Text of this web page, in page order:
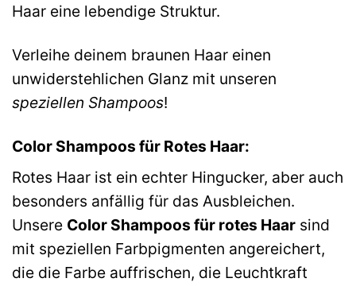
Haar eine lebendige Struktur.
Verleihe deinem braunen Haar einen
unwiderstehlichen Glanz mit unseren
speziellen Shampoos!
Color Shampoos für Rotes Haar:
Rotes Haar ist ein echter Hingucker, aber auch
besonders anfällig für das Ausbleichen.
Unsere Color Shampoos für rotes Haar sind
mit speziellen Farbpigmenten angereichert,
die die Farbe auffrischen, die Leuchtkraft